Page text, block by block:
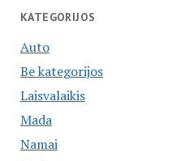
KATEGORIJOS
Auto
Be kategorijos
Laisvalaikis
Mada
Namai